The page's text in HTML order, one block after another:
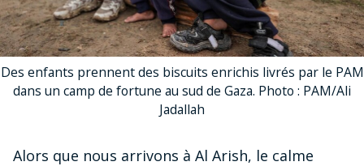
Des enfants prennent des biscuits enrichis livrés par le PAM
dans un camp de fortune au sud de Gaza. Photo : PAM/Ali
Jadallah
Alors que nous arrivons à Al Arish, le calme